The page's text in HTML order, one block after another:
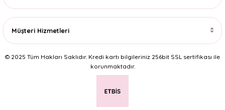
Müşteri Hizmetleri
© 2025 Tüm Hakları Saklıdır. Kredi kartı bilgileriniz 256bit SSL sertifikası ile
korunmaktadır.